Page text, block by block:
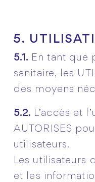
5.
5.1. En tant que
sanitaire, les
des moyens
5.2. L’accès et
AUTORISES
utilisateurs.
Les utilisateurs
et les